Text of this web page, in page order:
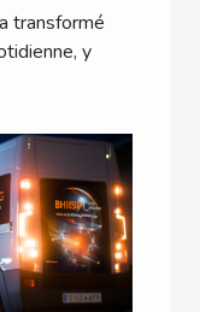
transformé
y